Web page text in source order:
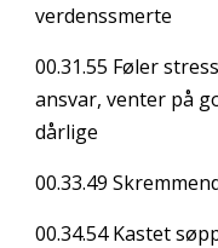
verdenssmerte
00.31.55 Føler
ansvar, venter på
dårlige
00.33.49
00.34.54 Kastet